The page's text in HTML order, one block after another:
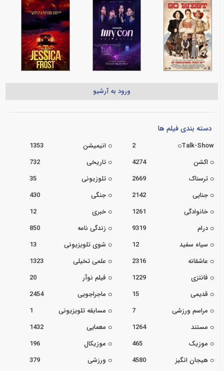
ورود به آرشیو
دسته بندی فیلم ها
Talk-Show
2 انیمیشن
1353
اکشن
4274 تاریخی
732
ترسناک
2669 تلوزیونی
35
جنایی
2142 جنگی
430
خانوادگی
1261 خبری
12
درام
9319 زندگی نامه
850
سیاه سفید
12 شوی تلویزیونی
13
عاشقانه
2316 علمی تخیلی
1323
فانتزی
1229 فیلم نوآر
20
قدیمی
15 ماجراجویی
2454
مراسم ورزشی
7 مسابقه تلویزیونی
1
مستند
1264 معمایی
1432
موزیک
465 موزیکال
196
هیجان انگیز
4580 ورزشی
379